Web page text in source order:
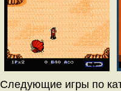
Следующие игры по